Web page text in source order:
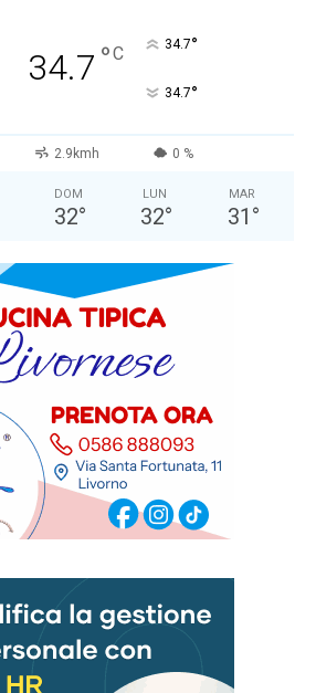
34.7 °C 34.7°
34.7°
2.9kmh 0 %
DOM
32°
LUN
32°
MAR
31 °